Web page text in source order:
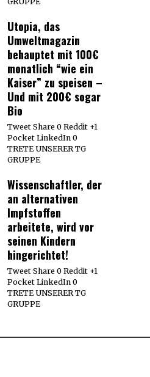
Utopia, das
Umweltmagazin
behauptet mit 100€
monatlich “wie ein
Kaiser” zu speisen –
Und mit 200€ sogar
Bio
Tweet Share 0 Reddit +1
Pocket LinkedIn 0
TRETE UNSERER TG
GRUPPE
Wissenschaftler, der
an alternativen
Impfstoffen
arbeitete, wird vor
seinen Kindern
hingerichtet!
Tweet Share 0 Reddit +1
Pocket LinkedIn 0
TRETE UNSERER TG
GRUPPE